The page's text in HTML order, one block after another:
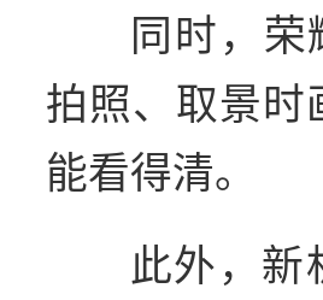
同时，
拍照、取景时
能看得清。
此外，